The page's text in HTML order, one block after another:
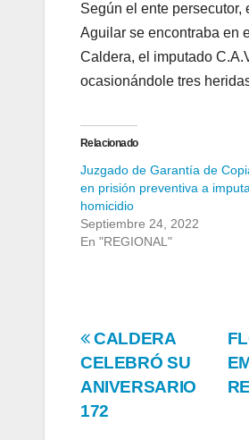
Según el ente
Aguilar se encontraba en
Caldera, el imputado
ocasionándole tres
Relacionado
Juzgado de Garantía de
en prisión preventiva a
homicidio
Septiembre 24, 2022
En "REGIONAL"
Navegación
de
entradas
CALDERA
CELEBRÓ SU
ANIVERSARIO
172